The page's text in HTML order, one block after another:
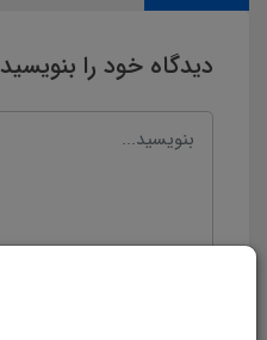
دیدگاه خود را بنویسید